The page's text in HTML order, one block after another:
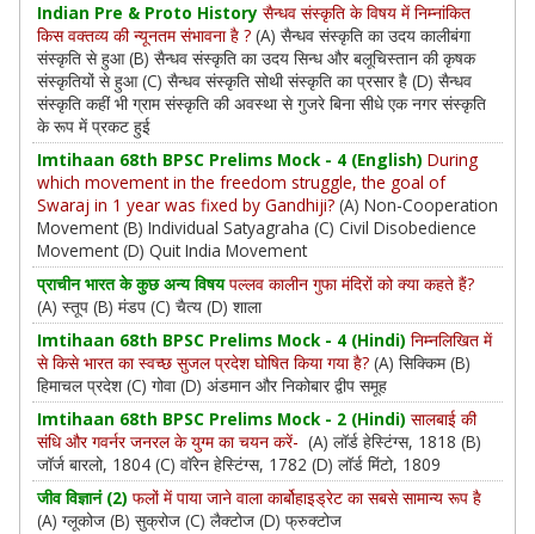
Indian Pre & Proto History सैन्धव संस्कृति के विषय में निम्नांकित
किस वक्तव्य की न्यूनतम संभावना है ? (A) सैन्धव संस्कृति का उदय कालीबंगा
संस्कृति से हुआ (B) सैन्धव संस्कृति का उदय सिन्ध और बलूचिस्तान की कृषक
संस्कृतियों से हुआ (C) सैन्धव संस्कृति सोथी संस्कृति का प्रसार है (D) सैन्धव
संस्कृति कहीं भी ग्राम संस्कृति की अवस्था से गुजरे बिना सीधे एक नगर संस्कृति
के रूप में प्रकट हुई
Imtihaan 68th BPSC Prelims Mock - 4 (English) During
which movement in the freedom struggle, the goal of
Swaraj in 1 year was fixed by Gandhiji? (A) Non-Cooperation
Movement (B) Individual Satyagraha (C) Civil Disobedience
Movement (D) Quit India Movement
प्राचीन भारत के कुछ अन्य विषय पल्लव कालीन गुफा मंदिरों को क्या कहते हैं?
(A) स्तूप (B) मंडप (C) चैत्य (D) शाला
Imtihaan 68th BPSC Prelims Mock - 4 (Hindi) निम्नलिखित में
से किसे भारत का स्वच्छ सुजल प्रदेश घोषित किया गया है? (A) सिक्किम (B)
हिमाचल प्रदेश (C) गोवा (D) अंडमान और निकोबार द्वीप समूह
Imtihaan 68th BPSC Prelims Mock - 2 (Hindi) सालबाई की
संधि और गवर्नर जनरल के युग्‍म का चयन करें- (A) लॉर्ड हेस्टिंग्स, 1818 (B)
जॉर्ज बारलो, 1804 (C) वॉरेन हेस्टिंग्स, 1782 (D) लॉर्ड मिंटो, 1809
जीव विज्ञानं (2) फलों में पाया जाने वाला कार्बोहाइड्रेट का सबसे सामान्य रूप है
(A) ग्लूकोज (B) सुक्रोज (C) लैक्टोज (D) फ्रुक्टोज